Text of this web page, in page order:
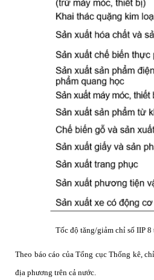
Tốc độ tăng/giảm chỉ số IIP
Theo báo cáo của Tổng cục Thống kê,
địa phương trên cả nước.